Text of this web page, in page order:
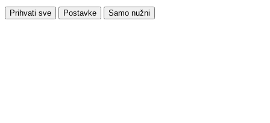
Prihvati sve Postavke Samo nužni